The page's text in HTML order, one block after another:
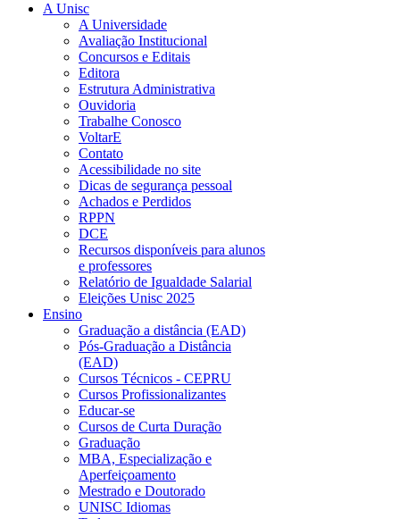
A Unisc
A Universidade
Avaliação Institucional
Concursos e Editais
Editora
Estrutura Administrativa
Ouvidoria
Trabalhe Conosco
VoltarE
Contato
Acessibilidade no site
Dicas de segurança pessoal
Achados e Perdidos
RPPN
DCE
Recursos disponíveis para alunos
e professores
Relatório de Igualdade Salarial
Eleições Unisc 2025
Ensino
Graduação a distância (EAD)
Pós-Graduação a Distância
(EAD)
Cursos Técnicos - CEPRU
Cursos Profissionalizantes
Educar-se
Cursos de Curta Duração
Graduação
MBA, Especialização e
Aperfeiçoamento
Mestrado e Doutorado
UNISC Idiomas